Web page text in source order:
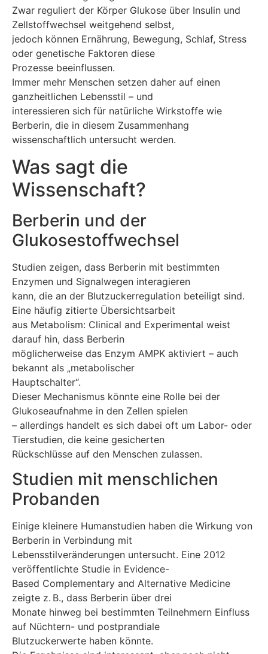
Zwar reguliert der Körper Glukose über Insulin und
Zellstoffwechsel weitgehend selbst,
jedoch können Ernährung, Bewegung, Schlaf, Stress
oder genetische Faktoren diese
Prozesse beeinflussen.
Immer mehr Menschen setzen daher auf einen
ganzheitlichen Lebensstil – und
interessieren sich für natürliche Wirkstoffe wie
Berberin, die in diesem Zusammenhang
wissenschaftlich untersucht werden.
Was sagt die
Wissenschaft?
Berberin und der
Glukosestoffwechsel
Studien zeigen, dass Berberin mit bestimmten
Enzymen und Signalwegen interagieren
kann, die an der Blutzuckerregulation beteiligt sind.
Eine häufig zitierte Übersichtsarbeit
aus Metabolism: Clinical and Experimental weist
darauf hin, dass Berberin
möglicherweise das Enzym AMPK aktiviert – auch
bekannt als „metabolischer
Hauptschalter“.
Dieser Mechanismus könnte eine Rolle bei der
Glukoseaufnahme in den Zellen spielen
– allerdings handelt es sich dabei oft um Labor- oder
Tierstudien, die keine gesicherten
Rückschlüsse auf den Menschen zulassen.
Studien mit menschlichen
Probanden
Einige kleinere Humanstudien haben die Wirkung von
Berberin in Verbindung mit
Lebensstilveränderungen untersucht. Eine 2012
veröffentlichte Studie in Evidence-
Based Complementary and Alternative Medicine
zeigte z. B., dass Berberin über drei
Monate hinweg bei bestimmten Teilnehmern Einfluss
auf Nüchtern- und postprandiale
Blutzuckerwerte haben könnte.